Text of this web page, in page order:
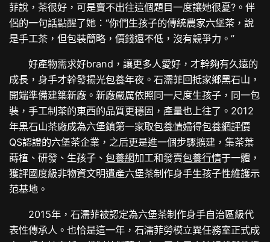
菲說，茶很好，可是賣不出往這個題目一度讓她很憂?。伴
侶的一句話點醒了她：“你們生孩子的傳統農家六堡茶，說
是手工茶，但包裝簡略，價錢還不低，沒有競爭力。”
好產物需求好brand，讓更多人愛好，才幹夠有久遠的
成長，身手才幹發揚光包養年夜。石濡菲回抵家鄉黑石山，
開端準備建築新廠。新廠嚴厲依照同一尺度生孩子，同一包
裝，手工制茶的東西的品質更穩固，產量也上往了。2012
年黑石山茶廠成為六堡鎮第一家取包養情婦得包養網評價
QS認證的六堡茶企業，之后更是進一個步驟擴建，集茶葉
蒔植、研發、生孩子、包養網加工和發賣包養行情于一體，
獲評國度級非物資文明遺產六堡茶制作身手生孩子性維護示
范基地。
2015年，石濡菲被認定為六堡茶制作身手自治區級代
表性傳承人。也恰是這一年，石濡菲勞模立異任務室正式成